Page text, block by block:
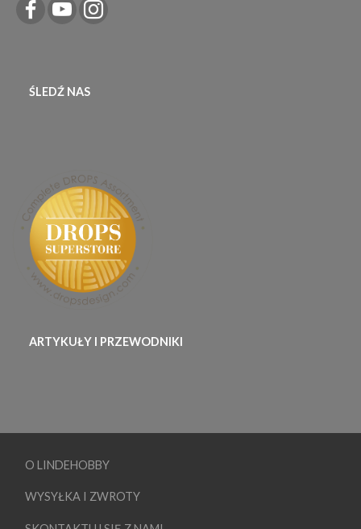
ŚLEDŹ NAS
ARTYKUŁY I PRZEWODNIKI
O LINDEHOBBY
WYSYŁKA I ZWROTY